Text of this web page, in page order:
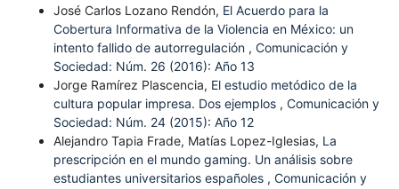
José Carlos Lozano Rendón, El Acuerdo para la
Cobertura Informativa de la Violencia en México: un
intento fallido de autorregulación , Comunicación y
Sociedad: Núm. 26 (2016): Año 13
Jorge Ramírez Plascencia, El estudio metódico de la
cultura popular impresa. Dos ejemplos , Comunicación y
Sociedad: Núm. 24 (2015): Año 12
Alejandro Tapia Frade, Matías Lopez-Iglesias, La
prescripción en el mundo gaming. Un análisis sobre
estudiantes universitarios españoles , Comunicación y